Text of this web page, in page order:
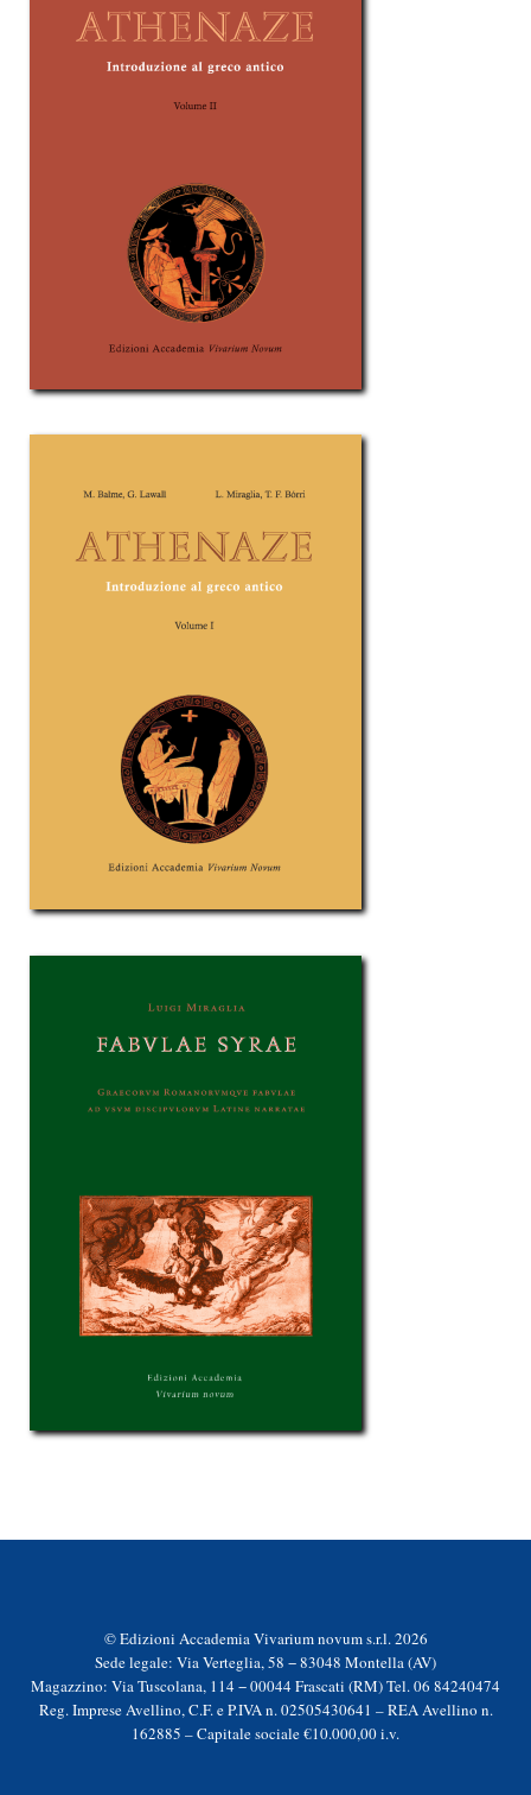
© Edizioni Accademia Vivarium novum s.r.l. 2026
Sede legale: Via Verteglia, 58 − 83048 Montella (AV)
Magazzino: Via Tuscolana, 114 − 00044 Frascati (RM) Tel. 06 84240474
Reg. Imprese Avellino, C.F. e P.IVA n. 02505430641 – REA Avellino n.
162885 – Capitale sociale €10.000,00 i.v.